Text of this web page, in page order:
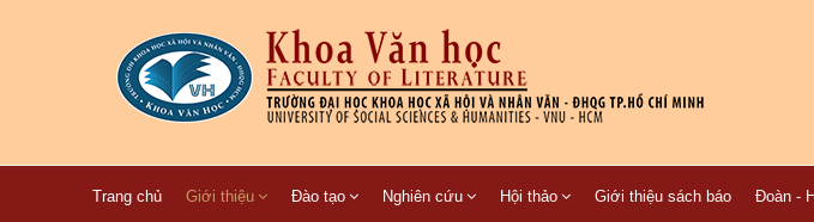
Trang chủ Giới thiệu Đào tạo Nghiên cứu Hội thảo Giới thiệu sách báo Đoàn -